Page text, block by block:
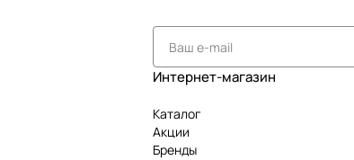
Интернет-магазин
Каталог
Акции
Бренды